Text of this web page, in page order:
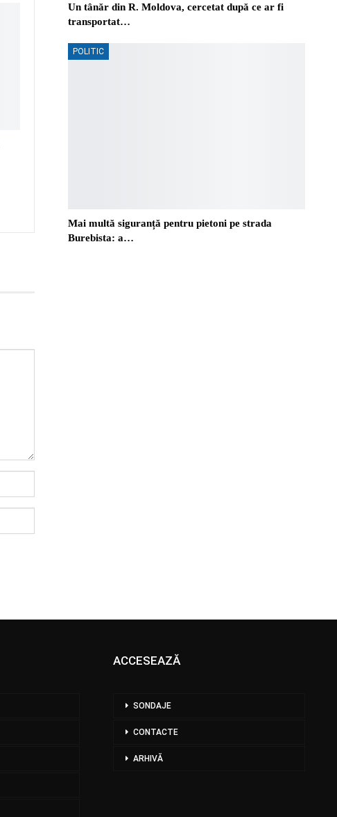
Un tânăr din R. Moldova, cercetat după ce ar fi
transportat…
POLITIC
Mai multă siguranță pentru pietoni pe strada
Burebista: a…
ACCESEAZĂ
SONDAJE
CONTACTE
ARHIVĂ